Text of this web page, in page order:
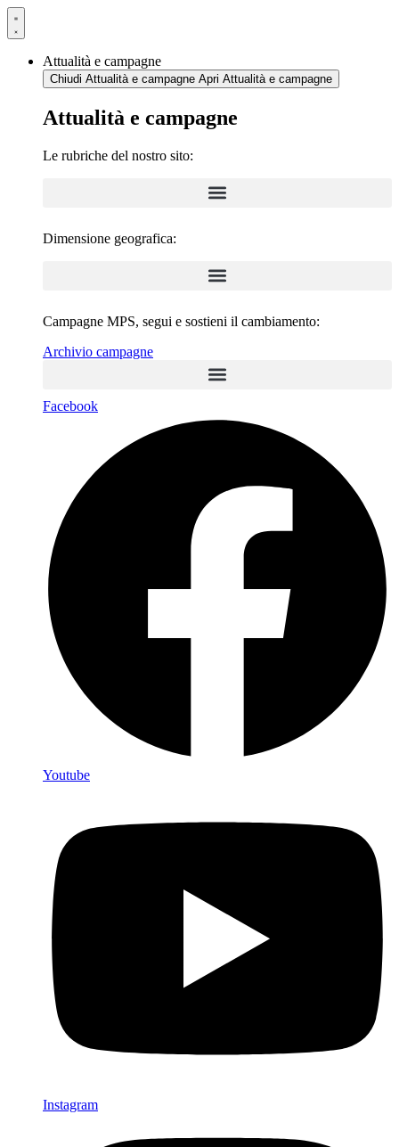
Vai
al
Attualità e campagne
Chiudi Attualità e campagne Apri Attualità e campagne
Attualità e campagne
Le rubriche del nostro sito:
Dimensione geografica:
Campagne MPS, segui e sostieni il cambiamento:
Archivio campagne
Facebook
Youtube
Instagram